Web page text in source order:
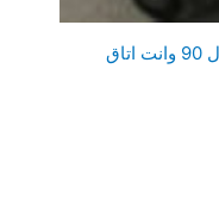
شيراز| اتاق وانت پراید اتاق اریسان اتاق ال 90 وانت اتاق